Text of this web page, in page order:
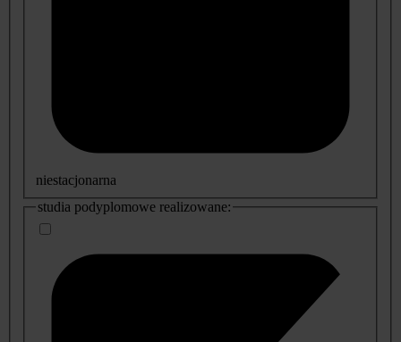
niestacjonarna
studia podyplomowe realizowane: